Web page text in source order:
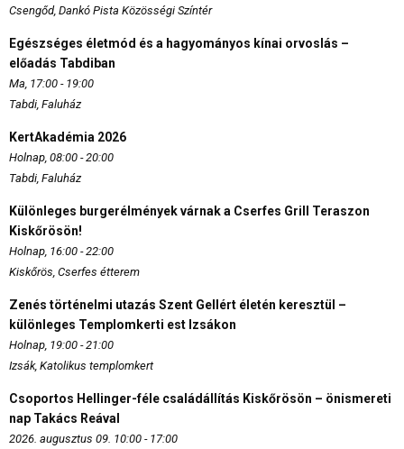
Csengőd, Dankó Pista Közösségi Színtér
Egészséges életmód és a hagyományos kínai orvoslás –
előadás Tabdiban
Ma, 17:00 - 19:00
Tabdi, Faluház
KertAkadémia 2026
Holnap, 08:00 - 20:00
Tabdi, Faluház
Különleges burgerélmények várnak a Cserfes Grill Teraszon
Kiskőrösön!
Holnap, 16:00 - 22:00
Kiskőrös, Cserfes étterem
Zenés történelmi utazás Szent Gellért életén keresztül –
különleges Templomkerti est Izsákon
Holnap, 19:00 - 21:00
Izsák, Katolikus templomkert
Csoportos Hellinger-féle családállítás Kiskőrösön – önismereti
nap Takács Reával
2026. augusztus 09. 10:00 - 17:00